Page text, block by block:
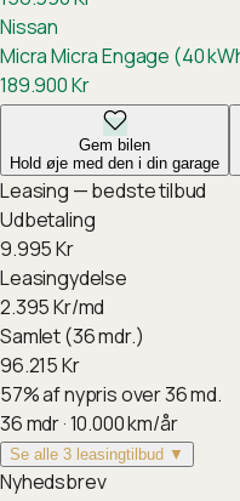
Nissan
MicraMicra Engage (40
189.900Kr
Gem bilen
Hold øje med den i din garage
Leasing — bedste tilbud
Udbetaling
9.995Kr
Leasingydelse
2.395Kr/md
Samlet (36 mdr.)
96.215Kr
57%af nypris over 36 md.
36mdr ·10.000km/år
Se alle 3 leasingtilbud ▼
Nyhedsbrev